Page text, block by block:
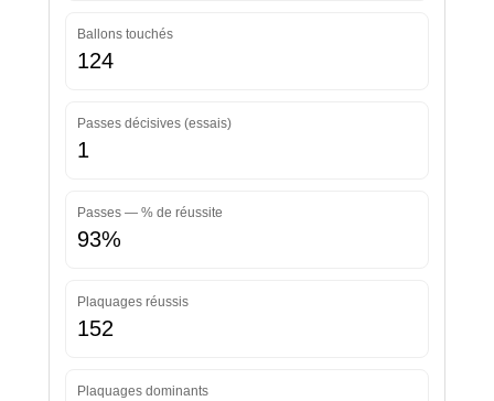
Ballons touchés
124
Passes décisives (essais)
1
Passes — % de réussite
93%
Plaquages réussis
152
Plaquages dominants